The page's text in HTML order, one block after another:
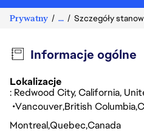
Prywatny ... Szczegóły
Informacje ogólne
Lokalizacje
: Redwood City, California,
VancouverBritish Columbia
MontrealQuebecCanada